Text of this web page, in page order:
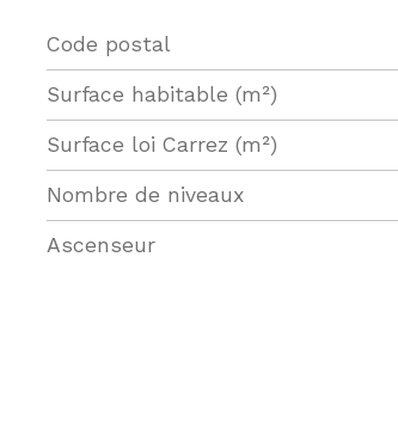
Label Value
Code postal
Surface habitable (m²)
Surface loi Carrez (m²)
Nombre de niveaux
Ascenseur